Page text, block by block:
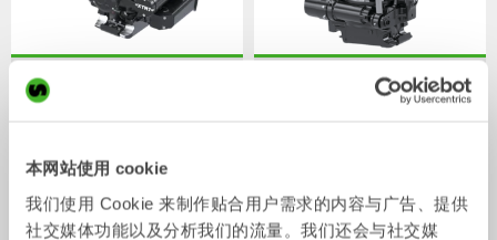
本网站使用 cookie
我们使用 Cookie 来制作贴合用户需求的内容与广告、提供
社交媒体功能以及分析我们的流量。我们还会与社交媒
XTR7
液压手腕 5-7吨